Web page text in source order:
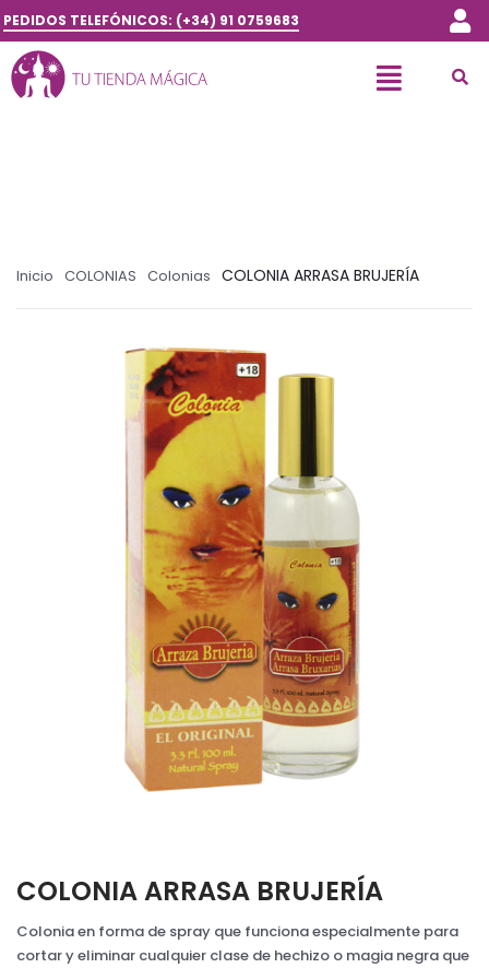
PEDIDOS TELEFÓNICOS: (+34) 91 0759683
Inicio COLONIAS Colonias COLONIA ARRASA BRUJERÍA
COLONIA ARRASA BRUJERÍA
Colonia en forma de spray que funciona especialmente para
cortar y eliminar cualquier clase de hechizo o magia negra que